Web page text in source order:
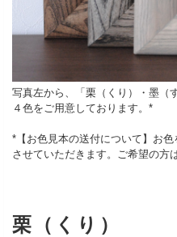
写真左から、「栗（くり）・墨（
４色をご用意しております。*
*【お色見本の送付について】お
させていただきます。ご希望の方は
栗（くり）